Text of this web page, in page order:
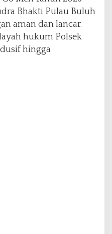
Bhakti Pulau Buluh
aman dan lancar.
hukum Polsek
hingga